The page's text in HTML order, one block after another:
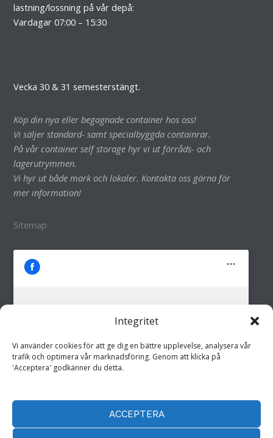
Integritet
Vi använder cookies för att ge dig en bättre upplevelse, analysera vår
trafik och optimera vår marknadsföring. Genom att klicka på
'Acceptera' godkänner du detta.
ACCEPTERA
lastning/lossning på vår depå:
Vardagar 07:00 – 15:30
Vecka 30 & 31 semesterstängt.
Köp din nya eller begagnade container hos oss!
Vi säljer standard- samt specialbyggda containrar.
På vår container self storage hyr vi ut förråds- och
lagerutrymmen.
Vi hyr ut både mark och lokaler. Kontakta oss gärna för
mer information!
Sitemap
cookies och aktivera detta innehåll